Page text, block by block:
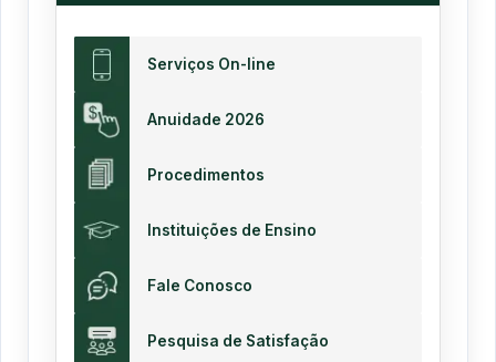
Serviços On-line
Anuidade 2026
Procedimentos
Instituições de Ensino
Fale Conosco
Pesquisa de Satisfação